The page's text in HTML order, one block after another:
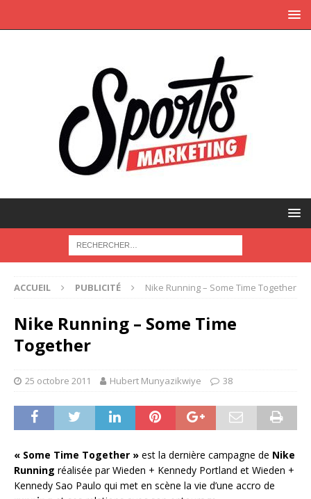
ACCUEIL PUBLICITÉ Nike Running – Some Time Together
Nike Running – Some Time
Together
25 octobre 2011 Hubert Munyazikwiye 38
« Some Time Together » est la dernière campagne de Nike
Running réalisée par Wieden + Kennedy Portland et Wieden +
Kennedy Sao Paulo qui met en scène la vie d’une accro de